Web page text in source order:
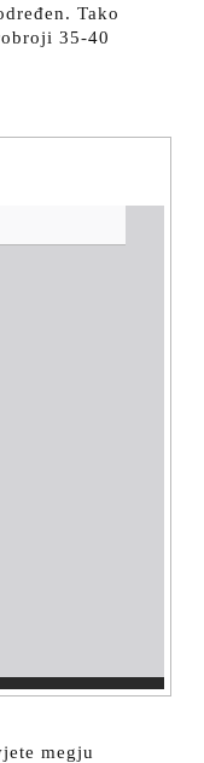
Tako
35-40
megju